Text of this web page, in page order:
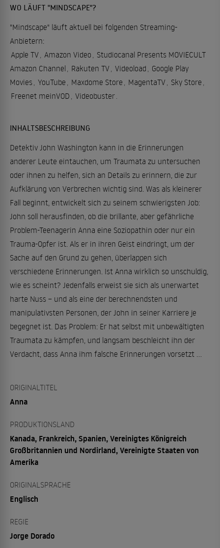
WO LÄUFT "MINDSCAPE"?
"Mindscape" läuft aktuell bei folgenden Streaming-
Anbietern:
Apple TV Amazon Video
Studiocanal Presents MOVIECULT
Amazon Channel
Rakuten TV Videoload
Google Play
Movies YouTube Maxdome Store MagentaTV Sky Store
Freenet meinVOD Videobuster
INHALTSBESCHREIBUNG
Detektiv John Washington kann in die Erinnerungen
anderer Leute eintauchen, um Traumata zu untersuchen
oder ihnen zu helfen, sich an Details zu erinnern, die zur
Aufklärung von Verbrechen wichtig sind. Was als kleinerer
Fall beginnt, entwickelt sich zu seinem schwierigsten Job:
John soll herausfinden, ob die brillante, aber gefährliche
Problem-Teenagerin Anna eine Soziopathin oder nur ein
Trauma-Opfer ist. Als er in ihren Geist eindringt, um der
Sache auf den Grund zu gehen, überlappen sich
verschiedene Erinnerungen. Ist Anna wirklich so unschuldig,
wie es scheint? Jedenfalls erweist sie sich als unerwartet
harte Nuss – und als eine der berechnendsten und
manipulativsten Personen, der John in seiner Karriere je
begegnet ist. Das Problem: Er hat selbst mit unbewältigten
Traumata zu kämpfen, und langsam beschleicht ihn der
Verdacht, dass Anna ihm falsche Erinnerungen vorsetzt …
ORIGINALTITEL
Anna
PRODUKTIONSLAND
Kanada, Frankreich, Spanien, Vereinigtes Königreich
Großbritannien und Nordirland, Vereinigte Staaten von
Amerika
ORIGINALSPRACHE
Englisch
REGIE
Jorge Dorado